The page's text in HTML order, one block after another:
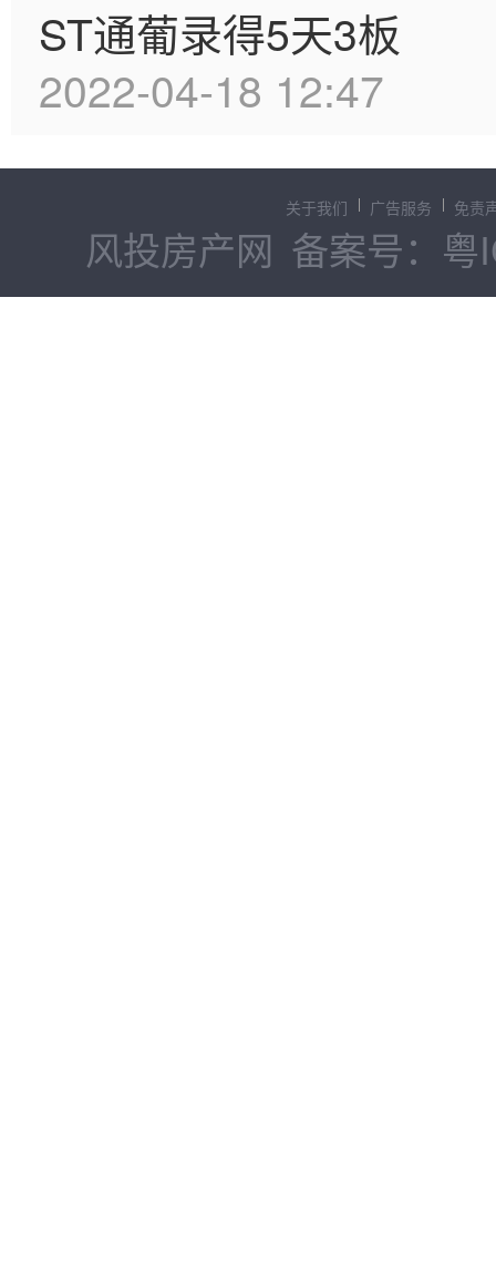
ST通葡录得5天3板
2022-04-18 12:47
关于我们 广告服务 免责
风投房产网 备案号：粤